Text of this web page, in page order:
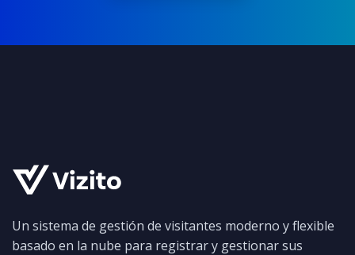
Un sistema de gestión de visitantes moderno y flexible
basado en la nube para registrar y gestionar sus